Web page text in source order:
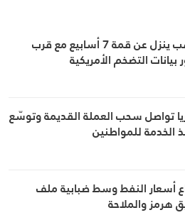
الذهب ينزل عن قمة 7 أسابيع مع قرب
التضخم الأمريكية
تواصل سحب العملة القديمة وتوسّع
الخدمة للمواطنين
أسعار النفط وسط ضبابية ملف
هرمز والملاحة